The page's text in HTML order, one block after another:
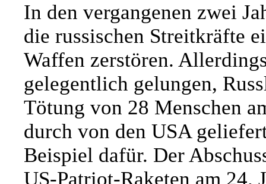
In den vergangenen zwei
die russischen Streitkräfte
Waffen zerstören.
gelegentlich gelungen,
Tötung von 28 Menschen
durch von den USA
Beispiel dafür. Der
US-Patriot-Raketen am 24.